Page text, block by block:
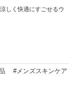
しく快適にすごせるウ
#メンズスキンケア